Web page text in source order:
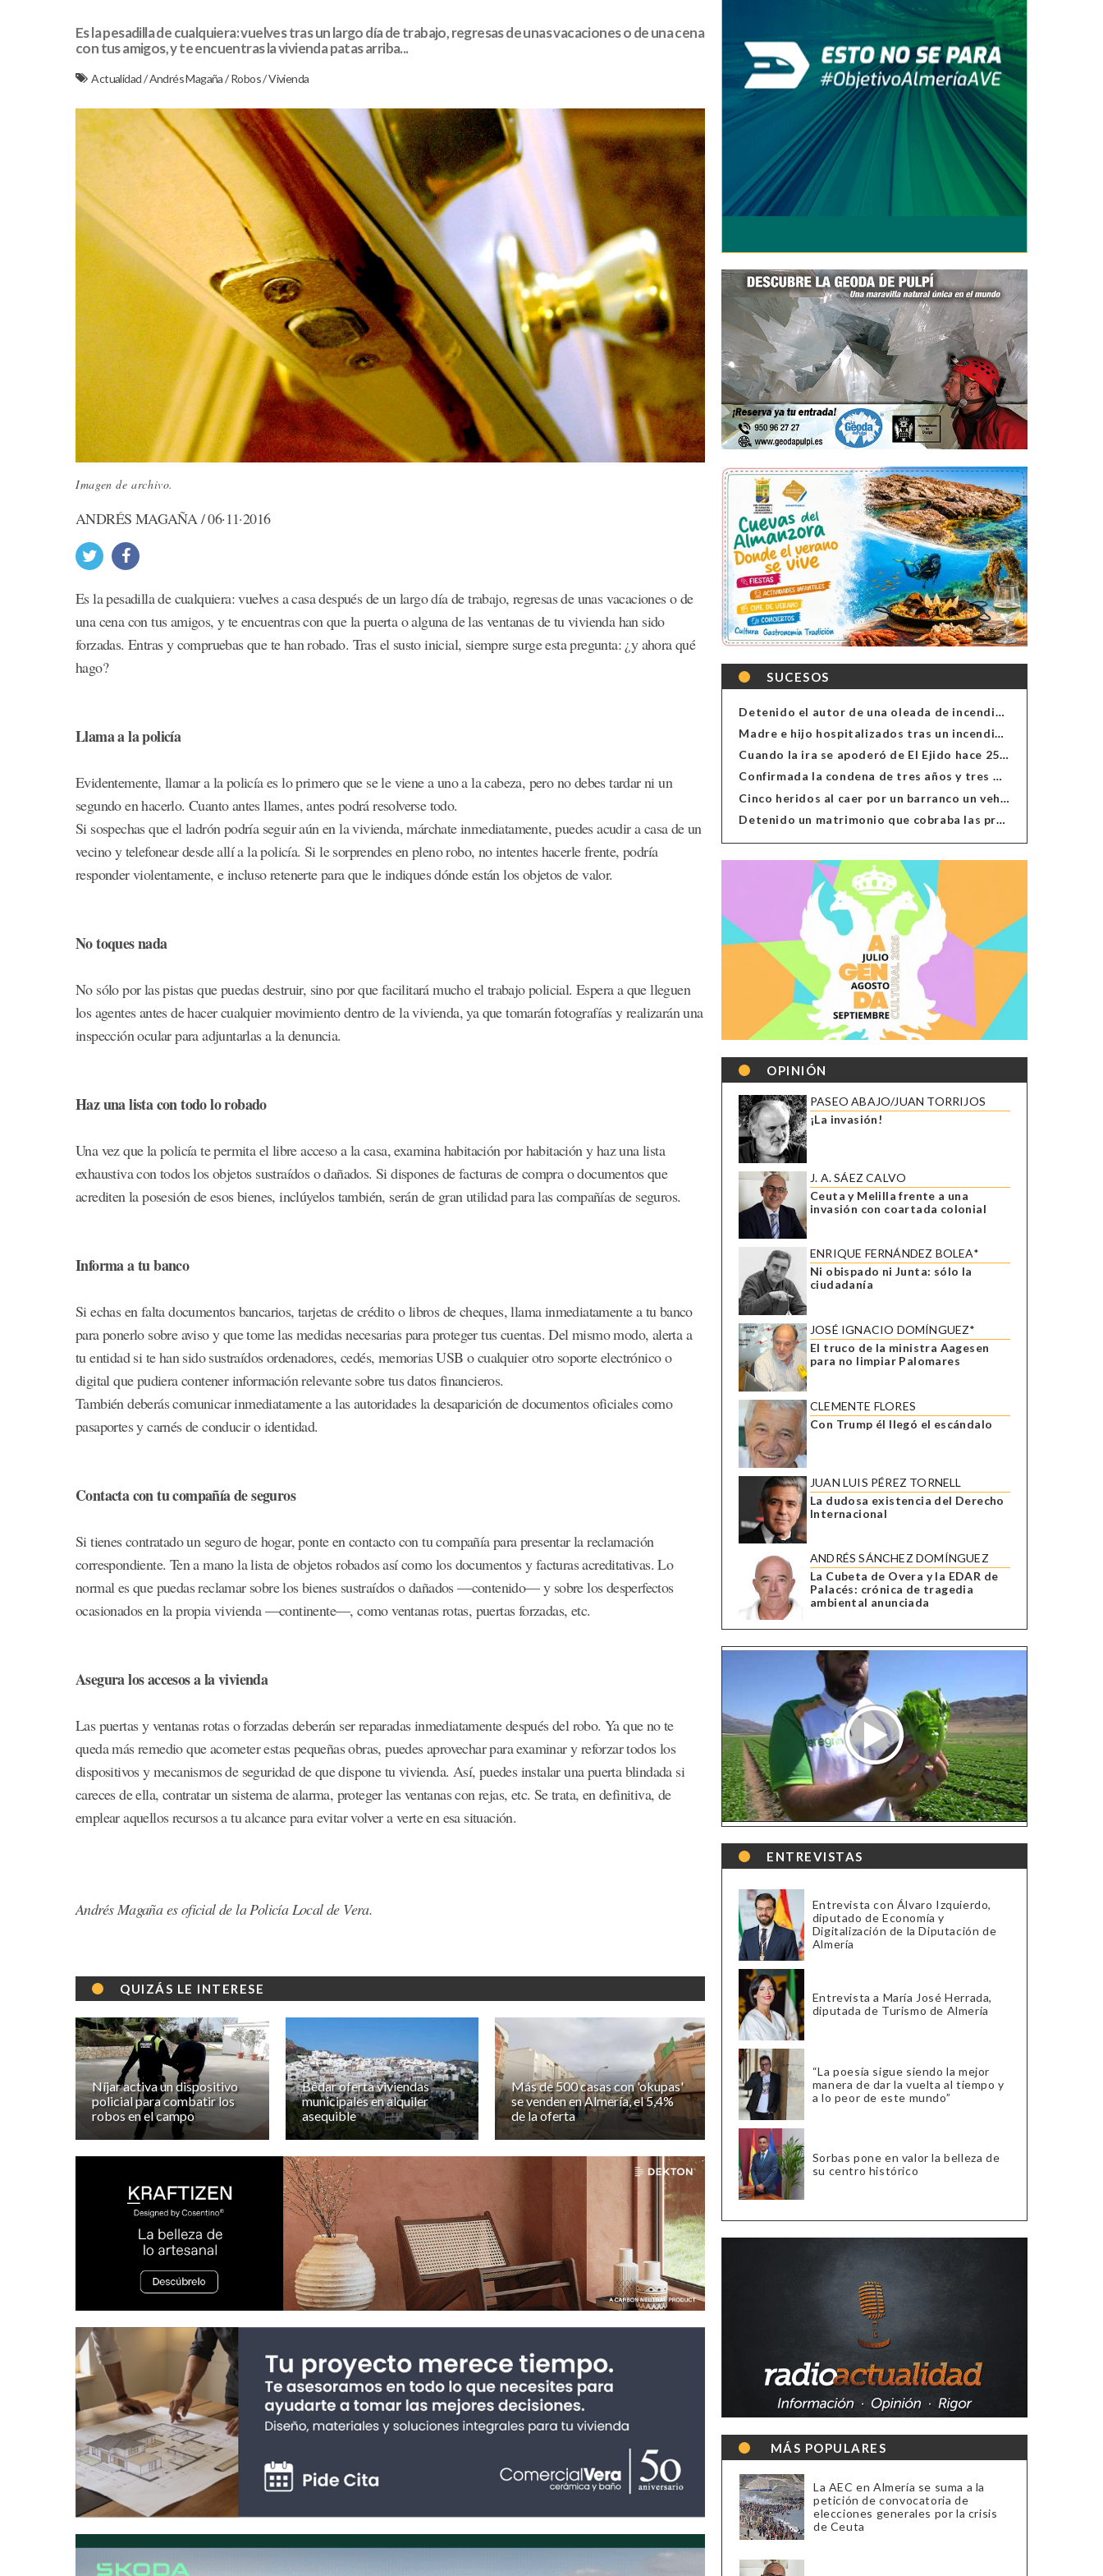
Es la pesadilla de cualquiera: vuelves tras un largo día de trabajo, regresas de unas vacaciones o de una cena
con tus amigos, y te encuentras la vivienda patas arriba...
Actualidad/Andrés Magaña/Robos/Vivienda
Imagen de archivo.
ANDRÉS MAGAÑA / 06·11·2016
Es la pesadilla de cualquiera: vuelves a casa después de un largo día de trabajo, regresas de unas vacaciones o de
una cena con tus amigos, y te encuentras con que la puerta o alguna de las ventanas de tu vivienda han sido
forzadas. Entras y compruebas que te han robado. Tras el susto inicial, siempre surge esta pregunta: ¿y ahora qué
hago?
Llama a la policía
Evidentemente, llamar a la policía es lo primero que se le viene a uno a la cabeza, pero no debes tardar ni un
segundo en hacerlo. Cuanto antes llames, antes podrá resolverse todo.
Si sospechas que el ladrón podría seguir aún en la vivienda, márchate inmediatamente, puedes acudir a casa de un
vecino y telefonear desde allí a la policía. Si le sorprendes en pleno robo, no intentes hacerle frente, podría
responder violentamente, e incluso retenerte para que le indiques dónde están los objetos de valor.
No toques nada
No sólo por las pistas que puedas destruir, sino por que facilitará mucho el trabajo policial. Espera a que lleguen
los agentes antes de hacer cualquier movimiento dentro de la vivienda, ya que tomarán fotografías y realizarán una
inspección ocular para adjuntarlas a la denuncia.
Haz una lista con todo lo robado
Una vez que la policía te permita el libre acceso a la casa, examina habitación por habitación y haz una lista
exhaustiva con todos los objetos sustraídos o dañados. Si dispones de facturas de compra o documentos que
acrediten la posesión de esos bienes, inclúyelos también, serán de gran utilidad para las compañías de seguros.
Informa a tu banco
Si echas en falta documentos bancarios, tarjetas de crédito o libros de cheques, llama inmediatamente a tu banco
para ponerlo sobre aviso y que tome las medidas necesarias para proteger tus cuentas. Del mismo modo, alerta a
tu entidad si te han sido sustraídos ordenadores, cedés, memorias USB o cualquier otro soporte electrónico o
digital que pudiera contener información relevante sobre tus datos financieros.
También deberás comunicar inmediatamente a las autoridades la desaparición de documentos oficiales como
pasaportes y carnés de conducir o identidad.
Contacta con tu compañía de seguros
Si tienes contratado un seguro de hogar, ponte en contacto con tu compañía para presentar la reclamación
correspondiente. Ten a mano la lista de objetos robados así como los documentos y facturas acreditativas. Lo
normal es que puedas reclamar sobre los bienes sustraídos o dañados —contenido— y sobre los desperfectos
ocasionados en la propia vivienda —continente—, como ventanas rotas, puertas forzadas, etc.
Asegura los accesos a la vivienda
Las puertas y ventanas rotas o forzadas deberán ser reparadas inmediatamente después del robo. Ya que no te
queda más remedio que acometer estas pequeñas obras, puedes aprovechar para examinar y reforzar todos los
dispositivos y mecanismos de seguridad de que dispone tu vivienda. Así, puedes instalar una puerta blindada si
careces de ella, contratar un sistema de alarma, proteger las ventanas con rejas, etc. Se trata, en definitiva, de
emplear aquellos recursos a tu alcance para evitar volver a verte en esa situación.
Andrés Magaña es oficial de la Policía Local de Vera.
QUIZÁS LE INTERESE
Níjar activa un dispositivo
policial para combatir los
robos en el campo
Bédar oferta viviendas
municipales en alquiler
asequible
Más de 500 casas con 'okupas'
se venden en Almería, el 5,4%
de la oferta
SUCESOS
Detenido el autor de una oleada de incendios de contenedores en Almería
Madre e hijo hospitalizados tras un incendio en la cocina de una vivienda en Almería
Cuando la ira se apoderó de El Ejido hace 25 años
Confirmada la condena de tres años y tres meses al hombre de Antas acusado de xenofobia
Cinco heridos al caer por un barranco un vehículo en Alcolea
Detenido un matrimonio que cobraba las prestaciones de ilegales en Almería, Granada, Málaga, Huelva y Murcia
OPINIÓN
PASEO ABAJO/JUAN TORRIJOS
¡La invasión!
J. A. SÁEZ CALVO
Ceuta y Melilla frente a una
invasión con coartada colonial
ENRIQUE FERNÁNDEZ BOLEA*
Ni obispado ni Junta: sólo la
ciudadanía
JOSÉ IGNACIO DOMÍNGUEZ*
El truco de la ministra Aagesen
para no limpiar Palomares
CLEMENTE FLORES
Con Trump él llegó el escándalo
JUAN LUIS PÉREZ TORNELL
La dudosa existencia del Derecho
Internacional
ANDRÉS SÁNCHEZ DOMÍNGUEZ
La Cubeta de Overa y la EDAR de
Palacés: crónica de tragedia
ambiental anunciada
ENTREVISTAS
Entrevista con Álvaro Izquierdo,
diputado de Economía y
Digitalización de la Diputación de
Almería
Entrevista a María José Herrada,
diputada de Turismo de Almería
“La poesía sigue siendo la mejor
manera de dar la vuelta al tiempo y
a lo peor de este mundo”
Sorbas pone en valor la belleza de
su centro histórico
MÁS POPULARES
La AEC en Almería se suma a la
petición de convocatoria de
elecciones generales por la crisis
de Ceuta